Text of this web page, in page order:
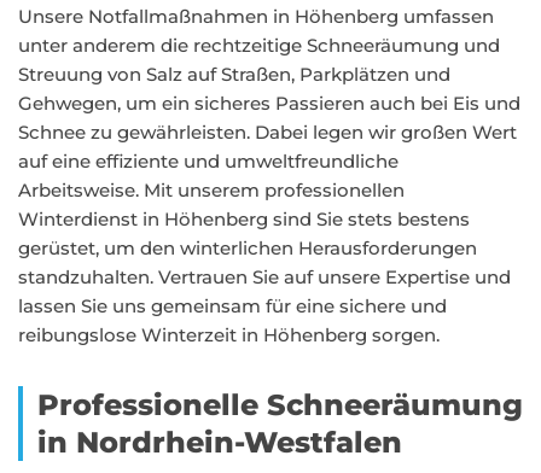
Unsere Notfallmaßnahmen in Höhenberg umfassen
unter anderem die rechtzeitige Schneeräumung und
Streuung von Salz auf Straßen, Parkplätzen und
Gehwegen, um ein sicheres Passieren auch bei Eis und
Schnee zu gewährleisten. Dabei legen wir großen Wert
auf eine effiziente und umweltfreundliche
Arbeitsweise. Mit unserem professionellen
Winterdienst in Höhenberg sind Sie stets bestens
gerüstet, um den winterlichen Herausforderungen
standzuhalten. Vertrauen Sie auf unsere Expertise und
lassen Sie uns gemeinsam für eine sichere und
reibungslose Winterzeit in Höhenberg sorgen.
Professionelle Schneeräumung
in Nordrhein-Westfalen